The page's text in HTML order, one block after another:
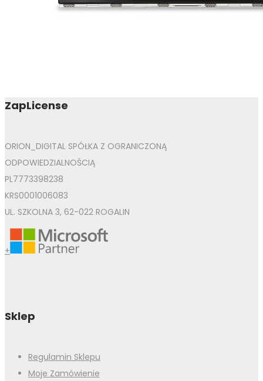
ZapLicense
ORION_DIGITAL SPÓŁKA Z OGRANICZONĄ
ODPOWIEDZIALNOŚCIĄ
PL7773398238
KRS0001006083
UL. SZKOLNA 3, 62-022 ROGALIN
+
Sklep
Regulamin Sklepu
Moje Zamówienie